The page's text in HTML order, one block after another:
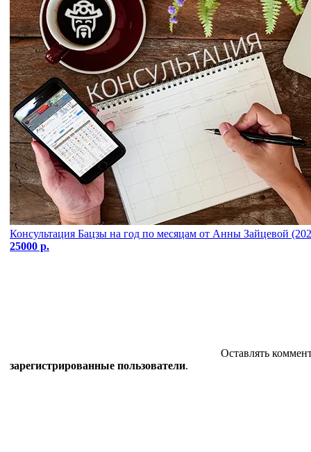
Консультация Бацзы на год по месяцам от Анны Зайцевой
25000 р.
Оставлять
зарегистрированные пользователи.